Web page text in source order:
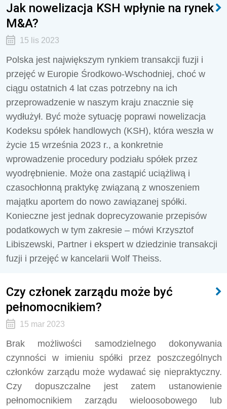
Jak nowelizacja KSH wpłynie na rynek
M&A?
15 lis 2023
Polska jest największym rynkiem transakcji fuzji i
przejęć w Europie Środkowo-Wschodniej, choć w
ciągu ostatnich 4 lat czas potrzebny na ich
przeprowadzenie w naszym kraju znacznie się
wydłużył. Być może sytuację poprawi nowelizacja
Kodeksu spółek handlowych (KSH), która weszła w
życie 15 września 2023 r., a konkretnie
wprowadzenie procedury podziału spółek przez
wyodrębnienie. Może ona zastąpić uciążliwą i
czasochłonną praktykę związaną z wnoszeniem
majątku aportem do nowo zawiązanej spółki.
Konieczne jest jednak doprecyzowanie przepisów
podatkowych w tym zakresie – mówi Krzysztof
Libiszewski, Partner i ekspert w dziedzinie transakcji
fuzji i przejęć w kancelarii Wolf Theiss.
Czy członek zarządu może być
pełnomocnikiem?
15 mar 2023
Brak możliwości samodzielnego dokonywania
czynności w imieniu spółki przez poszczególnych
członków zarządu może wydawać się niepraktyczny.
Czy dopuszczalne jest zatem ustanowienie
pełnomocnikiem zarządu wieloosobowego lub